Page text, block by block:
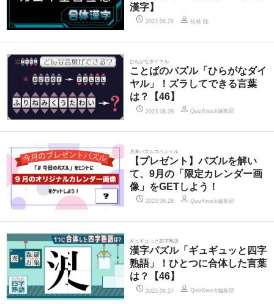
漢字】
2023.08.29 松林 陸
ひらがなダイヤル
ことばのパズル「ひらがなダイ
ヤル」！ズラしてできる言葉
は？【46】
2023.08.28 QuizKnock編集部
月末パズルスペシャル
【プレゼント】パズルを解い
て、9月の「限定カレンダー画
像」をGETしよう！
2023.08.28 QuizKnock編集部
ギュギュっと四字熟語
漢字パズル「ギュギュッと四字
熟語」！ひとつに合体した言葉
は？【46】
2023.08.27 QuizKnock編集部